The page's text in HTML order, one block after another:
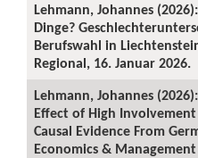
Lehmann, Johannes
Dinge?
Berufswahl in
Regional, 16. Januar 2026.
Lehmann, Johannes
Effect of High
Causal Evidence From
Economics &